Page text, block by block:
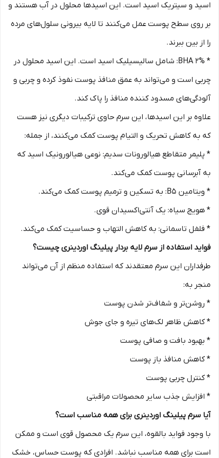
اسید و سیتریک اسید است. این اسیدها محلول در آب هستند و
بر روی سطح پوست عمل می‌کنند تا لایه بیرونی سلول‌های مرده
را از بین ببرند.
* BHA 2%: شامل سالیسیلیک اسید است. این اسید محلول در
چربی است و می‌تواند به عمق منافذ پوست نفوذ کرده و چربی و
آلودگی‌های مسدود کننده منافذ را پاک کند.
علاوه بر این اسیدها، این سرم حاوی ترکیبات دیگری نیز هست
که به کاهش تحریک و التیام پوست کمک می‌کنند، از جمله:
* پلیمر متقاطع هیالورونات سدیم: نوعی هیالورونیک اسید که
به آبرسانی پوست کمک می‌کند.
* ویتامین B5: به تسکین و ترمیم پوست کمک می‌کند.
* هویج سیاه: یک آنتی‌اکسیدان قوی.
* فلفل تاسمانی: به کاهش التهاب و حساسیت کمک می‌کند.
فواید استفاده از سرم لایه بردار پیلینگ اوردینری چیست؟
طرفداران این سرم معتقدند که استفاده منظم از آن می‌تواند
منجر به:
* روشن‌تر و شفاف‌تر شدن پوست
* کاهش ظاهر لک‌های تیره و جای جوش
* بهبود بافت و صافی پوست
* کاهش منافذ باز پوست
* کنترل چربی پوست
* افزایش جذب سایر محصولات مراقبتی
آیا سرم پیلینگ اوردینری برای همه مناسب است؟
با وجود فواید بالقوه، این سرم یک محصول قوی است و ممکن
است برای همه مناسب نباشد. افرادی که پوست حساس، خشک